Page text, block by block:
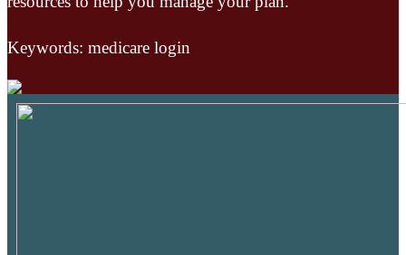
Keywords: medicare login